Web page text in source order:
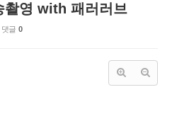
촬영 with 패러러브
댓글 0